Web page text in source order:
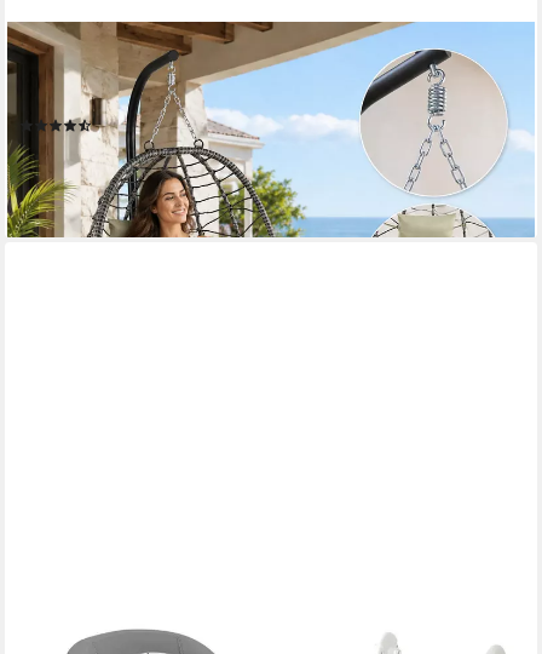
MAKIKA
Loungesessel Hängesessel mit Gestell Polyrattan
Höhenverstellbar - 150 kg - Grün
(14)
119,90 €
lieferbar - in 3-4 Werktagen bei dir
BABY VIVO